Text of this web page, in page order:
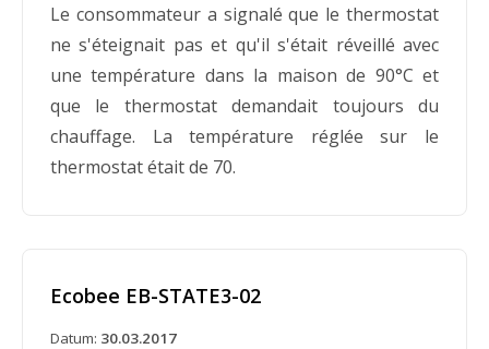
Le consommateur a signalé que le thermostat
ne s'éteignait pas et qu'il s'était réveillé avec
une température dans la maison de 90°C et
que le thermostat demandait toujours du
chauffage. La température réglée sur le
thermostat était de 70.
Ecobee EB-STATE3-02
Datum: 30.03.2017